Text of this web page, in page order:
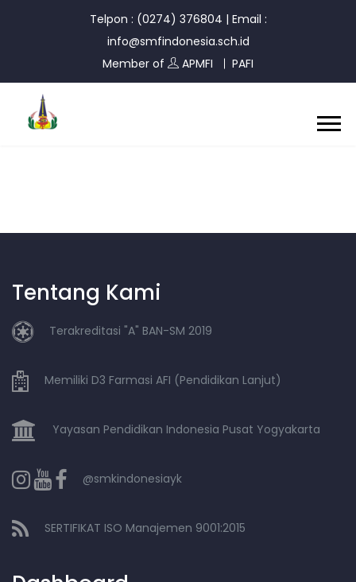
Telpon : (0274) 376804 | Email :
info@smfindonesia.sch.id
Member of
APMFI PAFI
Tentang Kami
Terakreditasi "A" BAN-SM 2019
Memiliki D3 Farmasi AFI (Pendidikan Lanjut)
Yayasan Pendidikan Indonesia Pusat Yogyakarta
@smkindonesiayk
SERTIFIKAT ISO Manajemen 9001:2015